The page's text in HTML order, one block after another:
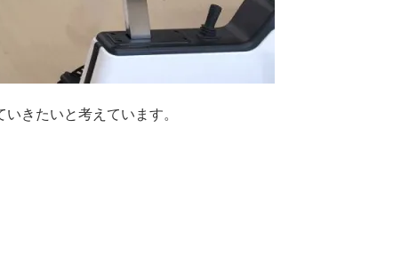
きたいと考えています。